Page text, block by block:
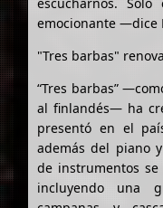
emocionante —dice
"Tres barbas"
“Tres barbas”
al finlandés— ha
presentó en el
además del piano
de instrumentos
incluyendo una